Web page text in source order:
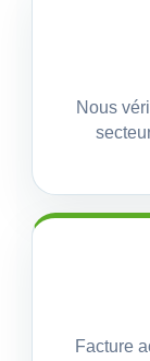
Nous
Facture